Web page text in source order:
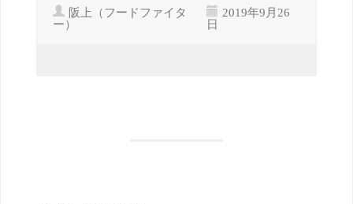
阪上（フードファイタ
ー）
2019年9月26
日